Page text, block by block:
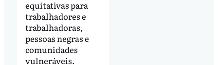
equitativas para
trabalhadores e
trabalhadoras,
pessoas negras e
comunidades
vulneráveis.